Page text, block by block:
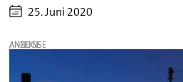
25. Juni 2020
ANZEIGE